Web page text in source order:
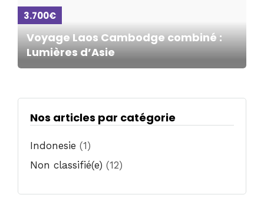
3.700€
Voyage Laos Cambodge combiné :
Lumières d’Asie
Nos articles par catégorie
Indonesie (1)
Non classifié(e) (12)